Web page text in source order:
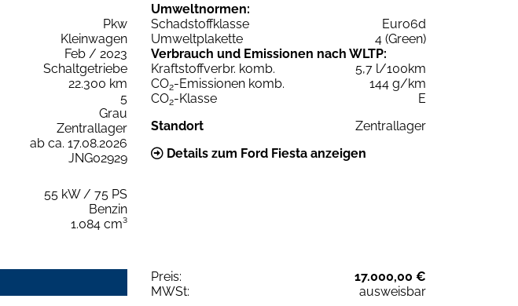
Pkw
Kleinwagen
Feb / 2023
Schaltgetriebe
22.300 km
5
Grau
Zentrallager
ab ca. 17.08.2026
JNG02929
55 kW / 75 PS
Benzin
1.084 cm³
Umweltnormen:
Schadstoffklasse
Euro6d
Umweltplakette
4 (Green)
Verbrauch und Emissionen nach WLTP:
Kraftstoffverbr. komb.
5,7 l/100km
CO2-Emissionen komb.
144 g/km
CO2-Klasse
E
Standort
Zentrallager
Details zum Ford Fiesta anzeigen
Preis:
17.000,00 €
MWSt:
ausweisbar